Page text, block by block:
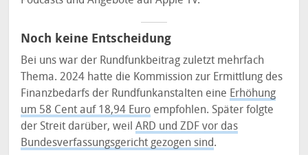
Noch keine Entscheidung
Bei uns war der Rundfunkbeitrag zuletzt mehrfach
Thema. 2024 hatte die Kommission zur Ermittlung des
Finanzbedarfs der Rundfunkanstalten eine Erhöhung
um 58 Cent auf 18,94 Euro empfohlen. Später folgte
der Streit darüber, weilARD und ZDF vor das
Bundesverfassungsgericht gezogen sind.